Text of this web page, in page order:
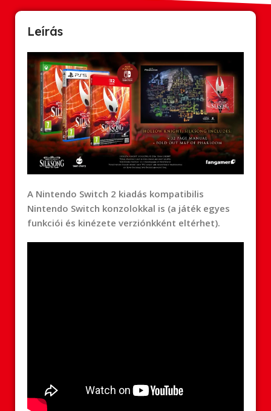
Leírás
A Nintendo Switch 2 kiadás kompatibilis
Nintendo Switch konzolokkal is (a játék egyes
funkciói és kinézete verziónkként eltérhet).